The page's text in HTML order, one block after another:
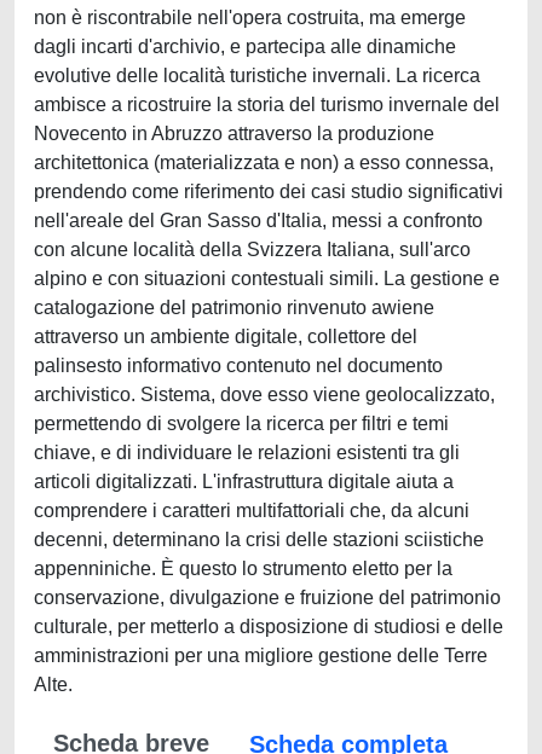
non è riscontrabile nell'opera costruita, ma emerge
dagli incarti d'archivio, e partecipa alle dinamiche
evolutive delle località turistiche invernali. La ricerca
ambisce a ricostruire la storia del turismo invernale del
Novecento in Abruzzo attraverso la produzione
architettonica (materializzata e non) a esso connessa,
prendendo come riferimento dei casi studio significativi
nell'areale del Gran Sasso d'Italia, messi a confronto
con alcune località della Svizzera Italiana, sull'arco
alpino e con situazioni contestuali simili. La gestione e
catalogazione del patrimonio rinvenuto awiene
attraverso un ambiente digitale, collettore del
palinsesto informativo contenuto nel documento
archivistico. Sistema, dove esso viene geolocalizzato,
permettendo di svolgere la ricerca per filtri e temi
chiave, e di individuare le relazioni esistenti tra gli
articoli digitalizzati. L'infrastruttura digitale aiuta a
comprendere i caratteri multifattoriali che, da alcuni
decenni, determinano la crisi delle stazioni sciistiche
appenniniche. È questo lo strumento eletto per la
conservazione, divulgazione e fruizione del patrimonio
culturale, per metterlo a disposizione di studiosi e delle
amministrazioni per una migliore gestione delle Terre
Alte.
Scheda breve
Scheda completa